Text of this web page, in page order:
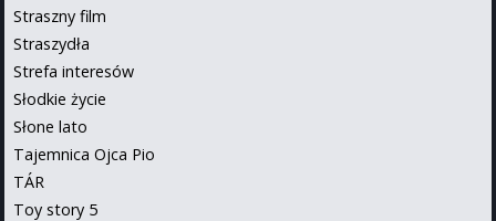
Straszny film
Straszydła
Strefa interesów
Słodkie życie
Słone lato
Tajemnica Ojca Pio
TÁR
Toy story 5